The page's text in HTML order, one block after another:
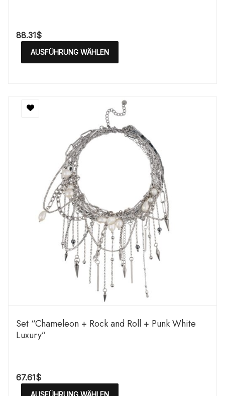
88.31$
AUSFÜHRUNG WÄHLEN
Set “Chameleon + Rock and Roll + Punk White
Luxury”
67.61$
AUSFÜHRUNG WÄHLEN